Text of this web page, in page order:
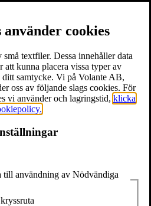
cookies
textfiler. Dessa innehåller data
att kunna placera vissa typer av
samtycke. Vi på Volante AB,
oss av följande slags cookies. För
vi använder och lagringstid, klicka
till användning av Nödvändiga